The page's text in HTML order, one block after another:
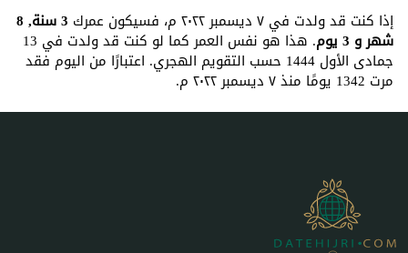
إذا كنت قد ولدت في ٧ ديسمبر ٢٠٢٢ م، فسيكون عمرك 3 سنة, 8
شهر و 3 يوم . هذا هو نفس العمر كما لو كنت قد ولدت في 13
جمادى الأول 1444 حسب التقويم الهجري. اعتبارًا من اليوم فقد
مرت 1342 يومًا منذ ٧ ديسمبر ٢٠٢٢ م.